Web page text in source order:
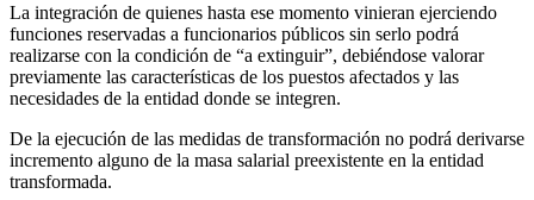
La integración de quienes hasta ese momento vinieran ejerciendo
funciones reservadas a funcionarios públicos sin serlo podrá
realizarse con la condición de “a extinguir”, debiéndose valorar
previamente las características de los puestos afectados y las
necesidades de la entidad donde se integren.
De la ejecución de las medidas de transformación no podrá derivarse
incremento alguno de la masa salarial preexistente en la entidad
transformada.